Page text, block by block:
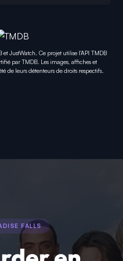
et JustWatch. Ce projet utilise l'API TMDB
par TMDB. Les images, affiches et
de leurs détenteurs de droits respectifs.
FALLS